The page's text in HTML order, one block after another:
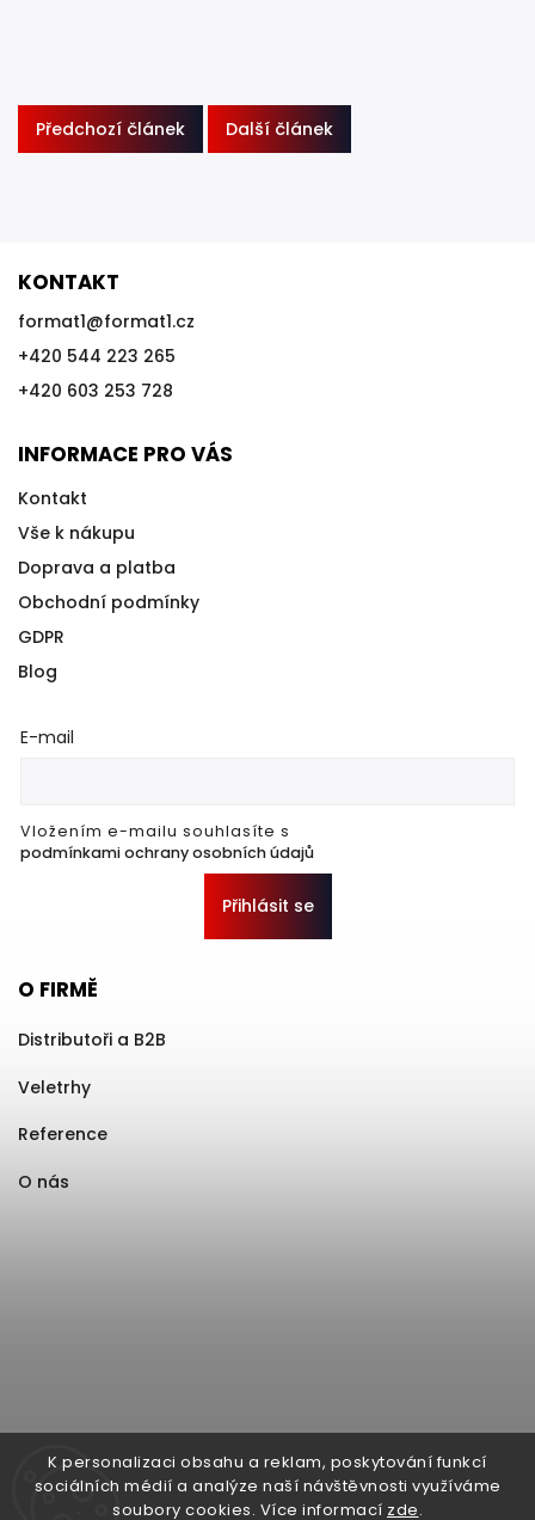
K personalizaci obsahu a reklam, poskytování funkcí
sociálních médií a analýze naší návštěvnosti využíváme
soubory cookies. Více informací zde.
Předchozí článek Další článek
KONTAKT
format1@format1.cz
+420 544 223 265
+420 603 253 728
INFORMACE PRO VÁS
Kontakt
Vše k nákupu
Doprava a platba
Obchodní podmínky
GDPR
Blog
E-mail
Vložením e-mailu souhlasíte s
podmínkami ochrany osobních údajů
Přihlásit se
O FIRMĚ
Distributoři a B2B
Veletrhy
Reference
O nás